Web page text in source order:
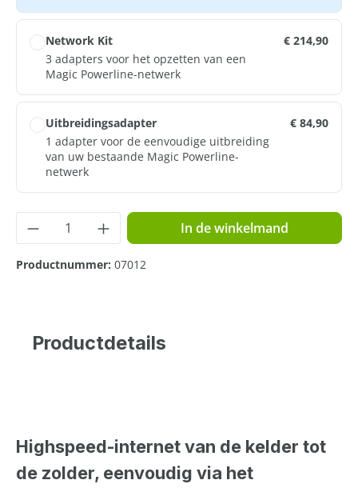
Network Kit
3 adapters voor het opzetten van een
Magic Powerline-netwerk
€ 214,90
Uitbreidingsadapter
1 adapter voor de eenvoudige uitbreiding
van uw bestaande Magic Powerline-
netwerk
€ 84,90
Producthoeveelheid: Voer de gewenste
In de winkelmand
Productnummer: 07012
Productdetails
Highspeed-internet van de kelder tot
de zolder, eenvoudig via het